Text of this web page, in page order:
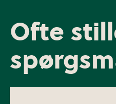
Ofte